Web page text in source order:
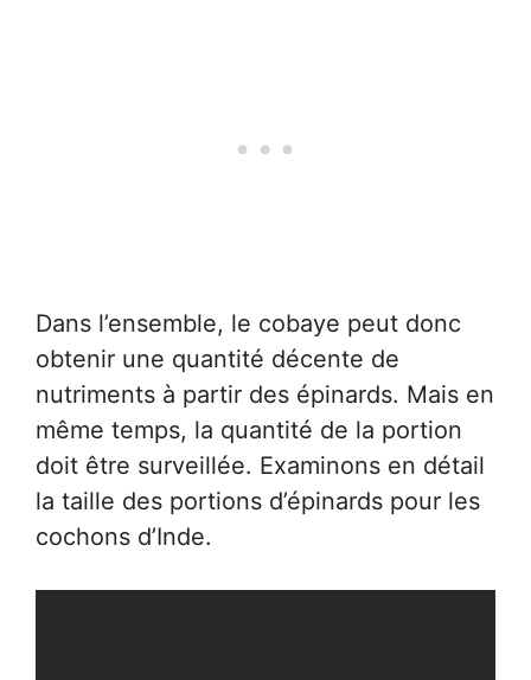
Dans l’ensemble, le cobaye peut donc
obtenir une quantité décente de
nutriments à partir des épinards. Mais en
même temps, la quantité de la portion
doit être surveillée. Examinons en détail
la taille des portions d’épinards pour les
cochons d’Inde.